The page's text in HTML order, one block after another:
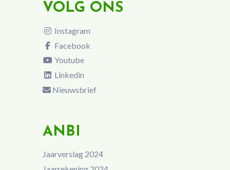
VOLG ONS
Instagram
Facebook
Youtube
Linkedin
Nieuwsbrief
ANBI
Jaarverslag 2024